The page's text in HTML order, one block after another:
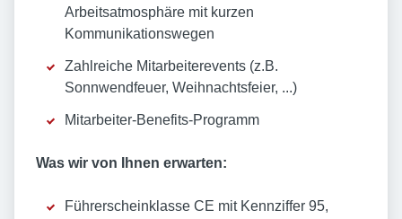
Arbeitsatmosphäre mit kurzen
Kommunikationswegen
Zahlreiche Mitarbeiterevents (z.B.
Sonnwendfeuer, Weihnachtsfeier, ...)
Mitarbeiter-Benefits-Programm
Was wir von Ihnen erwarten:
Führerscheinklasse CE mit Kennziffer 95,